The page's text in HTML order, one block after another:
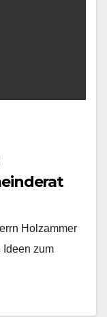
Holzammer
Ideen zum